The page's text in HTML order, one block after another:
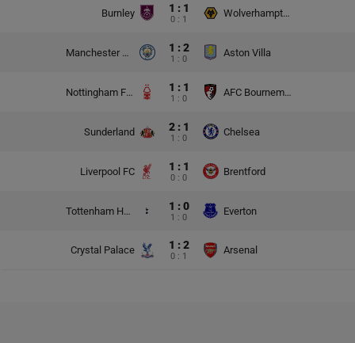
Burnley 1 : 1
0 : 1
Wolverhampton Wanderers
Manchester City 1 : 2
1 : 0
Aston Villa
Nottingham Forest 1 : 1
1 : 0
AFC Bournemouth
Sunderland 2 : 1
1 : 0
Chelsea
Liverpool FC 1 : 1
0 : 0
Brentford
Tottenham Hotspur 1 : 0
1 : 0
Everton
Crystal Palace 1 : 2
0 : 1
Arsenal